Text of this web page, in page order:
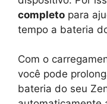
completo para
tempo a bateria
Com o
você pode
bateria do seu